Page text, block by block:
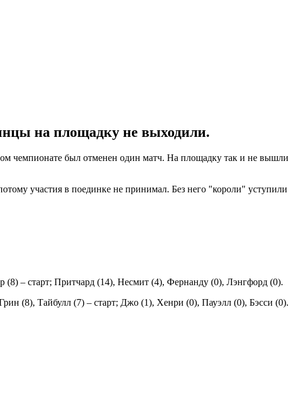
на площадку не выходили.
чемпионате был отменен один матч. На площадку так и не вышли
участия в поединке не принимал. Без него "короли" уступили
– старт; Притчард (14), Несмит (4), Фернанду (0), Лэнгфорд (0).
(8), Тайбулл (7) – старт; Джо (1), Хенри (0), Пауэлл (0), Бэсси (0).